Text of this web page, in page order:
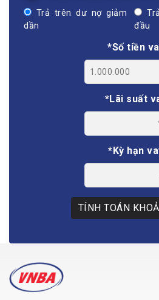
Trả trên dư nợ giảm
dần
đầu
*Số tiền
*Lãi suất
*Kỳ hạn
TÍNH TOÁN